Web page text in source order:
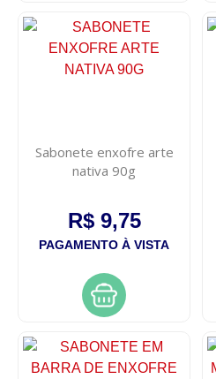
Sabonete enxofre arte
nativa 90g
R$ 9,75
PAGAMENTO À VISTA